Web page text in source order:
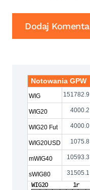
Notowania GPW
WIG 151782.9
WIG20 4000.2
WIG20 Fut 4000.0
WIG20USD 1075.8
mWIG40 10593.3
sWIG80 31505.1